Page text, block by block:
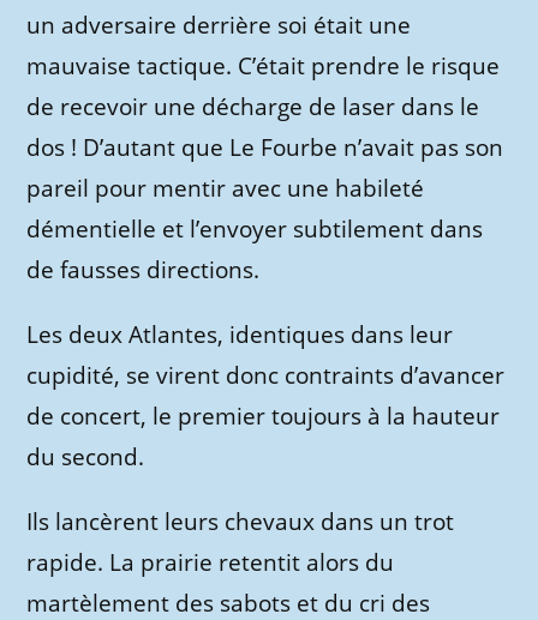
un adversaire derrière soi était une
mauvaise tactique. C’était prendre le risque
de recevoir une décharge de laser dans le
dos ! D’autant que Le Fourbe n’avait pas son
pareil pour mentir avec une habileté
démentielle et l’envoyer subtilement dans
de fausses directions.
Les deux Atlantes, identiques dans leur
cupidité, se virent donc contraints d’avancer
de concert, le premier toujours à la hauteur
du second.
Ils lancèrent leurs chevaux dans un trot
rapide. La prairie retentit alors du
martèlement des sabots et du cri des